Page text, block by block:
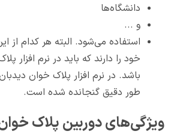
دانشگاه‌ها
و ...
استفاده می‌شود. البته هر کدام از
خود را دارند که باید در نرم افزار
باشد. در نرم افزار پلاک خوان
طور دقیق گنجانده شده است.
ویژگی‌های دوربین پلاک